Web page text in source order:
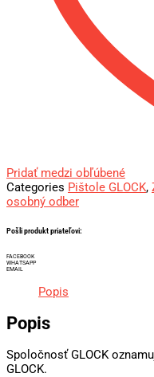
Pridať medzi obľúbené
Categories Pištole GLOCK,
osobný odber
Pošli produkt priateľovi:
FACEBOOK
WHATSAPP
EMAIL
Popis
Popis
Spoločnosť GLOCK
GLOCK.